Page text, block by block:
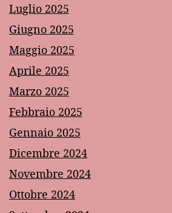
Luglio 2025
Giugno 2025
Maggio 2025
Aprile 2025
Marzo 2025
Febbraio 2025
Gennaio 2025
Dicembre 2024
Novembre 2024
Ottobre 2024